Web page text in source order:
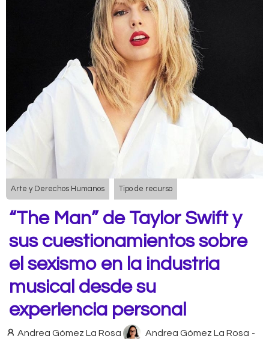
Arte y Derechos Humanos Tipo de recurso
“The Man” de Taylor Swift y
sus cuestionamientos sobre
el sexismo en la industria
musical desde su
experiencia personal
Andrea Gómez La Rosa Andrea Gómez La Rosa -